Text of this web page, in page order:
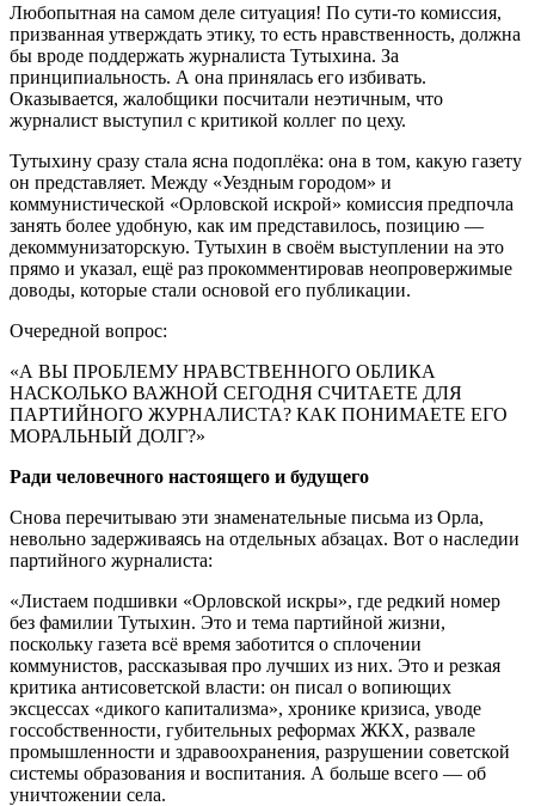
Любопытная на самом деле ситуация! По сути-то комиссия,
призванная утверждать этику, то есть нравственность, должна
бы вроде поддержать журналиста Тутыхина. За
принципиальность. А она принялась его избивать.
Оказывается, жалобщики посчитали неэтичным, что
журналист выступил с критикой коллег по цеху.
Тутыхину сразу стала ясна подоплёка: она в том, какую газету
он представляет. Между «Уездным городом» и
коммунистической «Орловской искрой» комиссия предпочла
занять более удобную, как им представилось, позицию —
декоммунизаторскую. Тутыхин в своём выступлении на это
прямо и указал, ещё раз прокомментировав неопровержимые
доводы, которые стали основой его публикации.
Очередной вопрос:
«А ВЫ ПРОБЛЕМУ НРАВСТВЕННОГО ОБЛИКА
НАСКОЛЬКО ВАЖНОЙ СЕГОДНЯ СЧИТАЕТЕ ДЛЯ
ПАРТИЙНОГО ЖУРНАЛИСТА? КАК ПОНИМАЕТЕ ЕГО
МОРАЛЬНЫЙ ДОЛГ?»
Ради человечного настоящего и будущего
Снова перечитываю эти знаменательные письма из Орла,
невольно задерживаясь на отдельных абзацах. Вот о наследии
партийного журналиста:
«Листаем подшивки «Орловской искры», где редкий номер
без фамилии Тутыхин. Это и тема партийной жизни,
поскольку газета всё время заботится о сплочении
коммунистов, рассказывая про лучших из них. Это и резкая
критика антисоветской власти: он писал о вопиющих
эксцессах «дикого капитализма», хронике кризиса, уводе
госсобственности, губительных реформах ЖКХ, развале
промышленности и здравоохранения, разрушении советской
системы образования и воспитания. А больше всего — об
уничтожении села.